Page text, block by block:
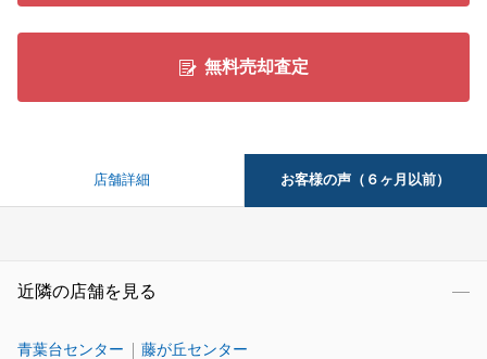
無料売却査定
店舗詳細 お客様の声（６ヶ月以前）
近隣の店舗を見る
青葉台センター 藤が丘センター